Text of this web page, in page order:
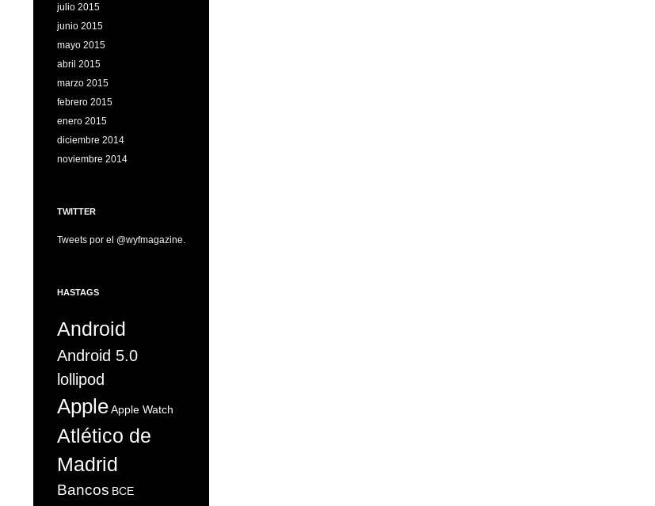
julio 2015
junio 2015
mayo 2015
abril 2015
marzo 2015
febrero 2015
enero 2015
diciembre 2014
noviembre 2014
TWITTER
Tweets por el @wyfmagazine.
HASTAGS
Android
Android 5.0
lollipod
AppleApple Watch
Atlético de
Madrid
Bancos BCE